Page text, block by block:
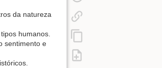
da natureza
humanos.
sentimento e